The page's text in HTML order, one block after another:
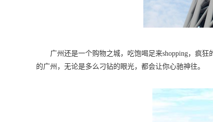
广州还是一个购物之城，吃饱喝足来shopping，疯
的广州，无论是多么刁钻的眼光，都会让你心驰神往。